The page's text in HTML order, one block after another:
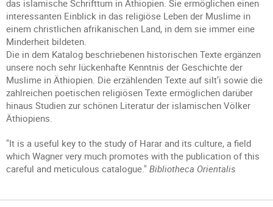
das islamische Schrifttum in Äthiopien. Sie ermöglichen einen
interessanten Einblick in das religiöse Leben der Muslime in
einem christlichen afrikanischen Land, in dem sie immer eine
Minderheit bildeten.
Die in dem Katalog beschriebenen historischen Texte ergänzen
unsere noch sehr lückenhafte Kenntnis der Geschichte der
Muslime in Äthiopien. Die erzählenden Texte auf silt’i sowie die
zahlreichen poetischen religiösen Texte ermöglichen darüber
hinaus Studien zur schönen Literatur der islamischen Völker
Äthiopiens.
"It is a useful key to the study of Harar and its culture, a field
which Wagner very much promotes with the publication of this
careful and meticulous catalogue." Bibliotheca Orientalis